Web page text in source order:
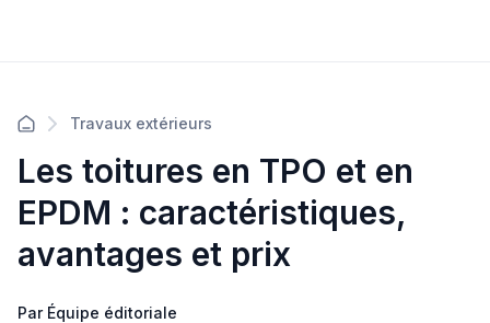
Travaux extérieurs
Les toitures en TPO et en
EPDM : caractéristiques,
avantages et prix
Par Équipe éditoriale